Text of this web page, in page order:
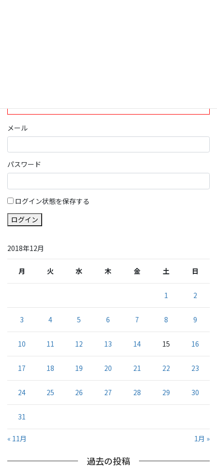
メール
パスワード
ログイン状態を保存する
ログイン
2018年12月
月 火 水 木 金 土 日
1 2
3 4 5 6 7 8 9
10 11 12 13 14 15 16
17 18 19 20 21 22 23
24 25 26 27 28 29 30
31
« 11月 1月 »
過去の投稿